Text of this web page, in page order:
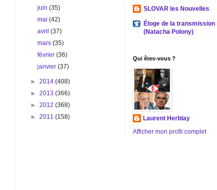
juin(35)
mai(42)
avril(37)
mars(35)
février(36)
janvier(37)
► 2014 (408)
► 2013 (366)
► 2012 (368)
► 2011 (158)
SLOVAR les Nouvelles
Éloge de la transmission
(Natacha Polony)
Qui êtes-vous ?
Laurent Herblay
Afficher mon profil complet